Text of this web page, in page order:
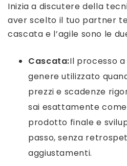
Inizia a discutere della
aver scelto il tuo partner
cascata e l’agile sono le
Cascata:Il processo
genere utilizzato
prezzi e scadenze
sai esattamente
prodotto finale e
passo, senza
aggiustamenti.